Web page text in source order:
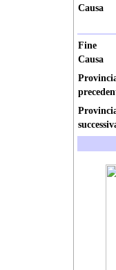
Causa
Fine
Causa